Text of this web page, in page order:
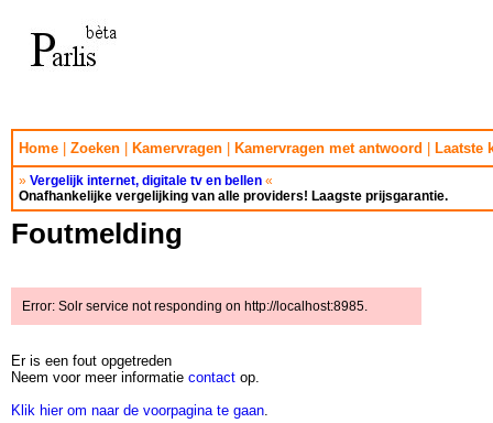
Home Zoeken Kamervragen Kamervragen met antwoord Laatste
» Vergelijk internet, digitale tv en bellen «
Onafhankelijke vergelijking van alle providers! Laagste prijsgarantie.
Foutmelding
Error: Solr service not responding on http://localhost:8985.
Er is een fout opgetreden
Neem voor meer informatie contact op.
Klik hier om naar de voorpagina te gaan